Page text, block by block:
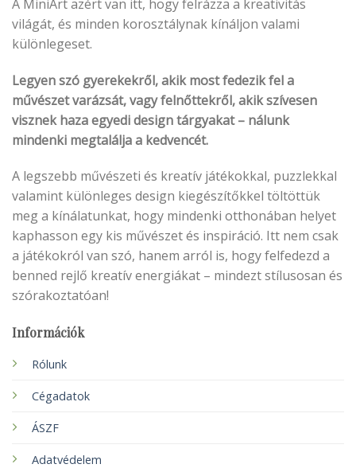
A MiniArt azért van itt, hogy felrázza a kreativitás
világát, és minden korosztálynak kínáljon valami
különlegeset.
Legyen szó gyerekekről, akik most fedezik fel a
művészet varázsát, vagy felnőttekről, akik szívesen
visznek haza egyedi design tárgyakat – nálunk
mindenki megtalálja a kedvencét.
A legszebb művészeti és kreatív játékokkal, puzzlekkal
valamint különleges design kiegészítőkkel töltöttük
meg a kínálatunkat, hogy mindenki otthonában helyet
kaphasson egy kis művészet és inspiráció. Itt nem csak
a játékokról van szó, hanem arról is, hogy felfedezd a
benned rejlő kreatív energiákat – mindezt stílusosan és
szórakoztatóan!
Információk
Rólunk
Cégadatok
ÁSZF
Adatvédelem